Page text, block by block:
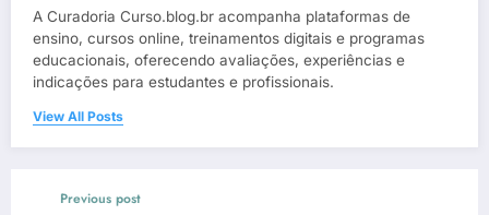
A Curadoria Curso.blog.br acompanha plataformas de
ensino, cursos online, treinamentos digitais e programas
educacionais, oferecendo avaliações, experiências e
indicações para estudantes e profissionais.
View All Posts
Previous post